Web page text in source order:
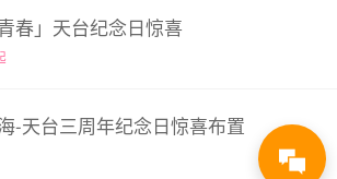
青春」天台纪念日惊喜
-天台三周年纪念日惊喜布置